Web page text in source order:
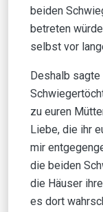
beiden
betreten
selbst vor
Deshalb
zu euren
Liebe, die ihr
mir
die beiden
die Häuser
es dort